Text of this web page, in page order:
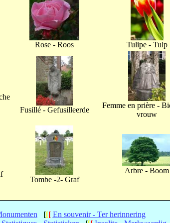
Rose - Roos
Tulipe - Tulp
Fusillé - Gefusilleerde
Femme en prière -
vrouw
Tombe -2- Graf
Arbre - Boom
[[[ En souvenir - Ter herinnering